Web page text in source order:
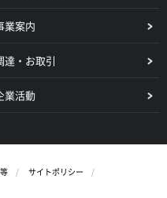
業案内
達・お取引
業活動
サイトポリシー